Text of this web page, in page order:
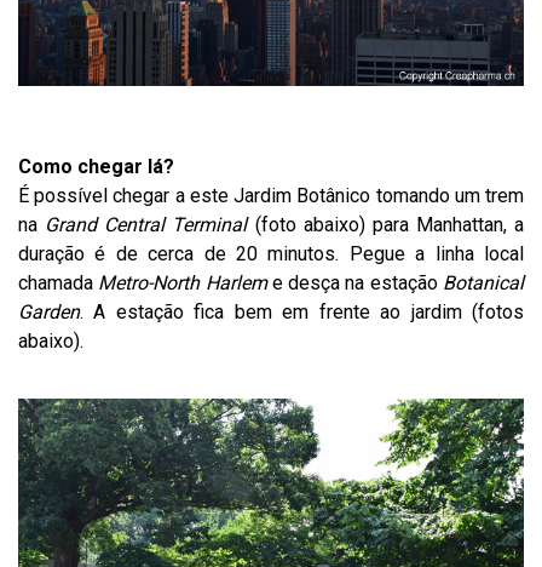
Como chegar lá?
É possível chegar a este Jardim Botânico tomando um trem
na Grand Central Terminal(foto abaixo) para Manhattan, a
duração é de cerca de 20 minutos. Pegue a linha local
chamada Metro-North Harleme desça na estação Botanical
Garden. A estação fica bem em frente ao jardim (fotos
abaixo).